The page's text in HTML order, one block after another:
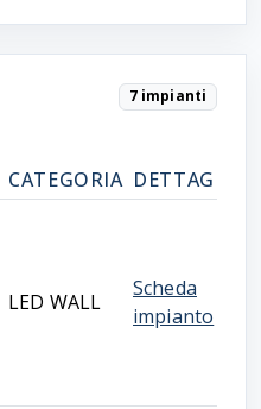
7 impianti
CATEGORIA DETTAGLIO
LED WALL
Scheda
impianto